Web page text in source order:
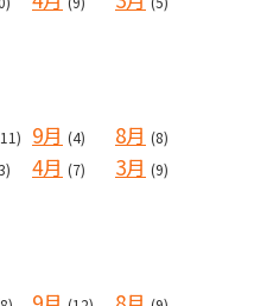
9月 (4) 8月 (8)
4月 (7) 3月 (9)